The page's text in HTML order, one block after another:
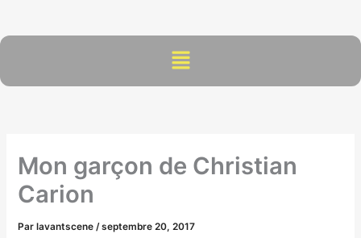
contenu
Menu
Mon garçon de Christian
Carion
Parlavantscene /septembre 20, 2017